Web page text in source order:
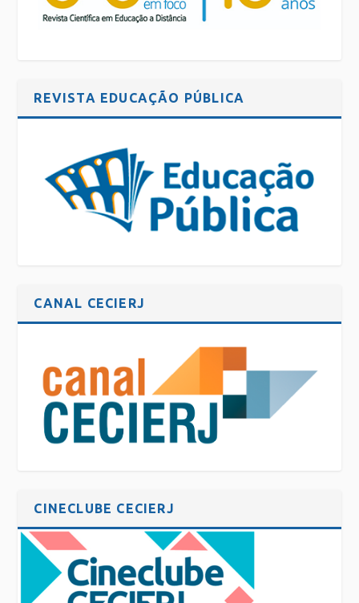
REVISTA EDUCAÇÃO PÚBLICA
CANAL CECIERJ
CINECLUBE CECIERJ